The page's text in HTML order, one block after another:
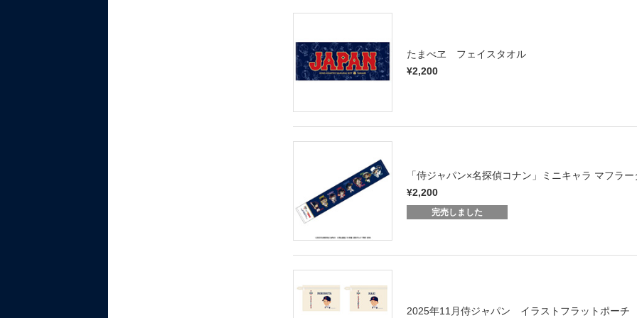
たまべヱ フェイスタオル
¥2,200
「侍ジャパン×名探偵コナン」ミニキャラ マフラ
¥2,200
完売しました
2025年11月侍ジャパン イラストフラットポーチ